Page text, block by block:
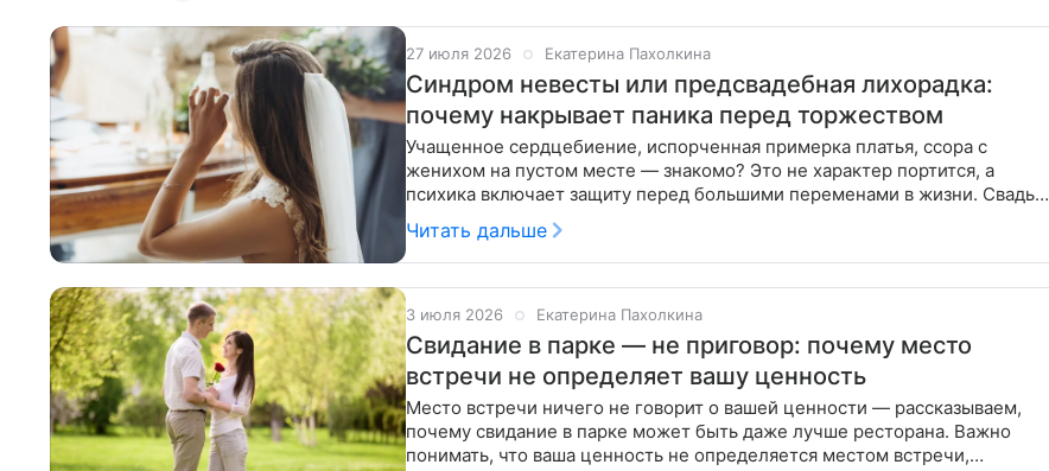
27 июля 2026 Екатерина Пахолкина
Синдром невесты или предсвадебная лихорадка:
почему накрывает паника перед торжеством
Учащенное сердцебиение, испорченная примерка платья, ссора с
женихом на пустом месте — знакомо? Это не характер портится, а
психика включает защиту перед большими переменами в жизни. Свадьба
для девушки — это
Читать дальше
3 июля 2026 Екатерина Пахолкина
Свидание в парке — не приговор: почему место
встречи не определяет вашу ценность
Место встречи ничего не говорит о вашей ценности — рассказываем,
почему свидание в парке может быть даже лучше ресторана. Важно
понимать, что ваша ценность не определяется местом встречи,